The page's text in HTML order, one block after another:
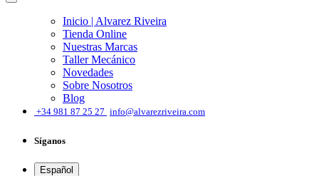
Inicio | Alvarez Riveira
Tienda Online
Nuestras Marcas
Taller Mecánico
Novedades
Sobre Nosotros
Blog
+34 981 87 25 27 info@alvarezriveira.com
Síganos
Español